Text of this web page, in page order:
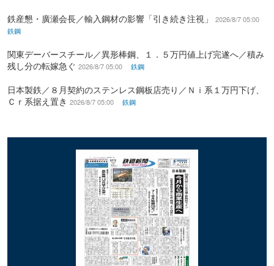
鉄産懇・廣瀬会長／輸入鋼材の影響「引き続き注視」
2026/8/7 05:00
鉄鋼
関東デーバースチール／異形棒鋼、１．５万円値上げ完遂へ／積み
残し分の転嫁急ぐ 2026/8/7 05:00 鉄鋼
日本製鉄／８月契約のステンレス鋼板店売り／Ｎｉ系１万円下げ、
Ｃｒ系据え置き 2026/8/7 05:00 鉄鋼